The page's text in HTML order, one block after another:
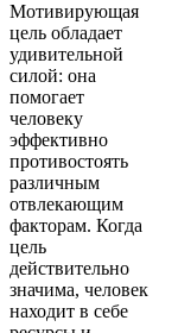
Мотивирующая
цель обладает
удивительной
силой: она
помогает
человеку
эффективно
противостоять
различным
отвлекающим
факторам. Когда
цель
действительно
значима, человек
находит в себе